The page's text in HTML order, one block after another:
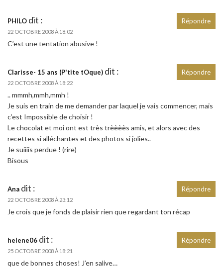
PHILO dit :
22 OCTOBRE 2008 À 18:02
C’est une tentation abusive !
Répondre
Clarisse- 15 ans (P'tite tOque) dit :
22 OCTOBRE 2008 À 18:22
.. mmmh,mmh,mmh !
Je suis en train de me demander par laquel je vais commencer, mais
c’est Impossible de choisir !
Le chocolat et moi ont est très trèèèès amis, et alors avec des
recettes si alléchantes et des photos si jolies..
Je suiiiis perdue ! (rire)
Bisous
Répondre
Ana dit :
22 OCTOBRE 2008 À 23:12
Je crois que je fonds de plaisir rien que regardant ton récap
Répondre
helene06 dit :
25 OCTOBRE 2008 À 18:21
que de bonnes choses! J’en salive…
Répondre